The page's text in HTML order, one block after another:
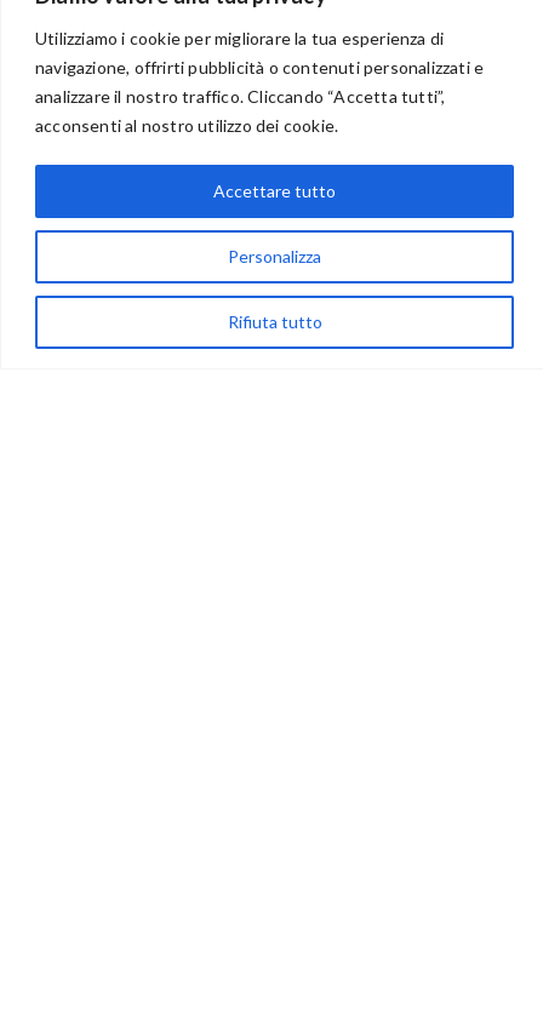
Utilizziamo i cookie per migliorare la tua esperienza di
navigazione, offrirti pubblicità o contenuti personalizzati e
analizzare il nostro traffico. Cliccando “Accetta tutti”,
acconsenti al nostro utilizzo dei cookie.
Personalizza
Rifiuta tutto
Accettare tutto
BENVENUTI NEL PORTALE RIVENDITORI
via Acqua delle Noci 12
83024 Monteforte Irpino (AV)
(+39) 081-7777233